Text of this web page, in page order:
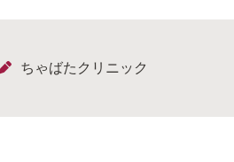
ちゃばたクリニック